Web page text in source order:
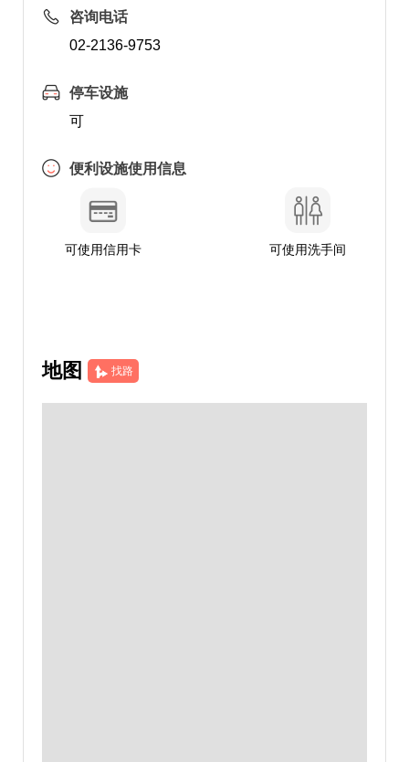
咨询电话
02-2136-9753
停车设施
可
便利设施使用信息
可使用信用卡 可使用洗手间
地图 找路